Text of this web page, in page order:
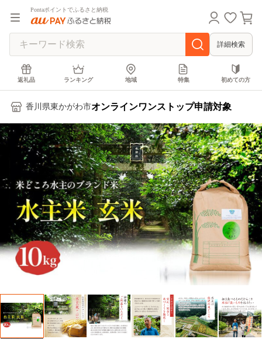
Pontaポイントでふるさと納税
詳細検索
返礼品 ランキング 地域 特集 初めての方
香川県東かがわ市オンラインワンストップ申請対象